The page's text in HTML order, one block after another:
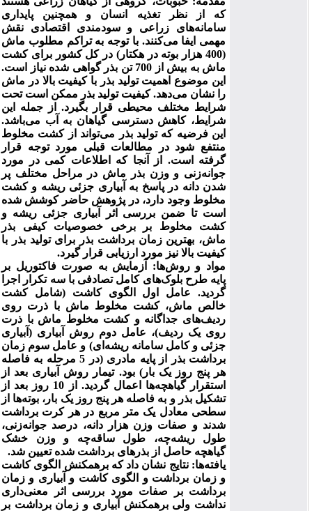
که از نظر تغذیه انسان و همچنین پایداری
سامانه‌های زراعی و سودمندی اقتصادی نقش
مهمی ایفا می‌کنند. با توجه به تراکم مطلوب ماش
(400 هزار بوته در هکتار) در کل کشور برای کشت
ماش به بیش از 700 تن بذر گواهی شده نیاز است.
این موضوع اهمیت تولید بذر با کیفیت بالا در ماش
را نشان می‌دهد. کیفیت تولید بذر ممکن است تحت
شرایط مختلف محیطی قرار بگیرد. از جمله این
شرایط، کاهش دسترسی گیاهان به آب می‌باشد.
این فرضیه که تولید بذر می‌تواند از کشت مخلوط
منتفع شود در مطالعات قبلی مورد توجه قرار
گرفته است. از آنجا که اطلاعات کمی در مورد
جوانه‌زنی و وزن بذر ماش در مراحل مختلف پر
شدن دانه در پاسخ به آبیاری جزئی ریشه و کشت
مخلوط وجود دارد، در پژوهش حاضر کوشش شده
است تا ضمن بررسی اثر آبیاری جزئی ریشه و
کشت مخلوط بر برخی خصوصیات کیفی بذر
ماش، بهترین زمان برداشت بذر برای تولید بذر با
کیفیت بالا نیز مورد ارزیابی قرار گیرد.
مواد و روش‌ها: آزمایش به صورت فاکتوریل بر
پایه طرح بلوک‌های کامل تصادفی با سه تکرار اجرا
گردید. عامل اول الگوی کاشت (شامل کشت
خالص ماش، کشت مخلوط ماش با ذرت روی
ردیف‌های جداگانه و کشت مخلوط ماش با ذرت
روی یک ردیف)، عامل دوم روش آبیاری (آبیاری
جزئی و کامل سامانه ریشه‌ای) و عامل سوم زمان
برداشت بذر از پایه مادری (در 5 مرحله به فاصله
هر پنج روز یک بار) بود. تیمار روش آبیاری بعد از
استقرار گیاهچه‌ها اعمال گردید. از 10 روز بعد از
تشکیل بذر و به فاصله هر پنج روز یک بار، بوته‌ها از
سطحی معادل یک متر مربع در هر کرت برداشت
شدند و صفات وزن هزار دانه، درصد جوانه‌زنی،
طول ریشه‌چه، طول ساقه‌چه و وزن خشک
گیاهچه حاصل از بذرهای برداشت شده تعیین شد.
یافته‌ها: نتایج نشان داد که برهمکنش الگوی کاشت
و زمان برداشت و الگوی کاشت و آبیاری و زمان
برداشت بر صفات مورد بررسی اثر معنی‌داری
نداشت ولی برهمکنش آبیاری و زمان برداشت بر